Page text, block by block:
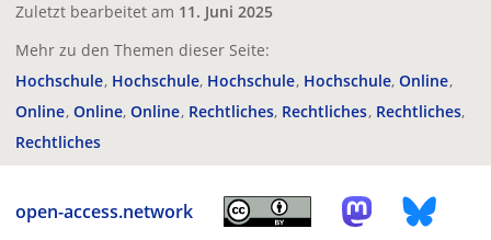
Zuletzt bearbeitet am 11. Juni 2025
Mehr zu den Themen dieser Seite:
Hochschule Hochschule Hochschule Hochschule Online
Online Online Online Rechtliches Rechtliches Rechtliches
Rechtliches
open-access.network